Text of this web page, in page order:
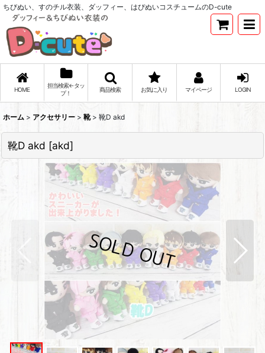
ちびぬい、すのチル衣装、ダッフィー、はぴぬいコスチュームのD-cute
HOME
担当検索←タッ
プ！
商品検索 お気に入り マイページ LOGIN
ホーム > アクセサリー > 靴 > 靴D akd
靴D akd [akd]